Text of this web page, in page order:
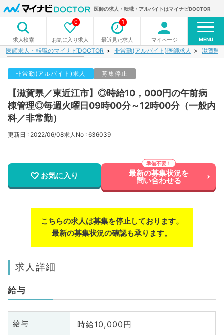
医師の求人・転職・アルバイトはマイナビDOCTOR
求人検索 お気に入り求人
0
最近見た求人
1
マイページ MENU
医師求人・転職のマイナビDOCTOR 非常勤(アルバイト)医師求人 滋賀県
非常勤(アルバイト)求人 募集停止
【滋賀県／東近江市】◎時給10，000円の午前病
棟管理◎毎週火曜日09時00分～12時00分（一般内
科／非常勤）
更新日 : 2022/06/08求人No : 636039
お気に入り 最新の募集状況を
問い合わせる
こちらの求人は募集を停止しております。
最新の募集状況の確認も承ります。
求人詳細
給与
給与 時給10,000円